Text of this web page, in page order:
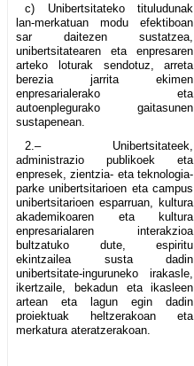
c) Unibertsitateko tituludunak
lan-merkatuan modu efektiboan
sar daitezen sustatzea,
unibertsitatearen eta enpresaren
arteko loturak sendotuz, arreta
berezia jarrita ekimen
enpresarialerako eta
autoenplegurako gaitasunen
sustapenean.
2.– Unibertsitateek,
administrazio publikoek eta
enpresek, zientzia- eta teknologia-
parke unibertsitarioen eta campus
unibertsitarioen esparruan, kultura
akademikoaren eta kultura
enpresarialaren interakzioa
bultzatuko dute, espiritu
ekintzailea susta dadin
unibertsitate-inguruneko irakasle,
ikertzaile, bekadun eta ikasleen
artean eta lagun egin dadin
proiektuak heltzerakoan eta
merkatura ateratzerakoan.